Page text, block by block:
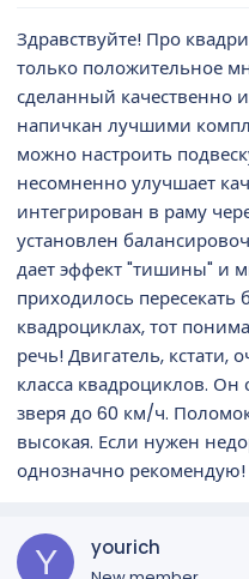
Здравствуйте! Про
только положительное
сделанный качественно
напичкан лучшими
можно настроить
несомненно улучшает
интегрирован в раму
установлен
дает эффект "тишины" и
приходилось пересекать
квадроциклах, тот
речь! Двигатель,
класса квадроциклов. Он
зверя до 60 км/ч.
высокая. Если нужен
однозначно рекомендую!
Y yourich